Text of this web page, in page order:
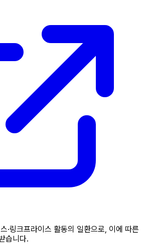
·링크프라이스 활동의 일환으로, 이에 따른
습니다.